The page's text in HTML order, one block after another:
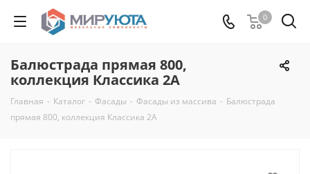
0
Балюстрада прямая 800,
коллекция Классика 2А
Главная - Каталог - Фасады - Фасады из массива - Балюстрада
прямая 800, коллекция Классика 2А